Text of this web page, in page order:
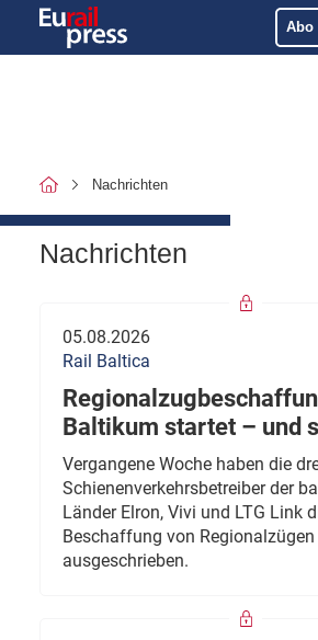
Abo
Nachrichten
Nachrichten
05.08.2026
Rail Baltica
Baltikum startet – und
Vergangene Woche haben die
Schienenverkehrsbetreiber der
Länder Elron, Vivi und LTG Link
Beschaffung von Regionalzügen
ausgeschrieben.